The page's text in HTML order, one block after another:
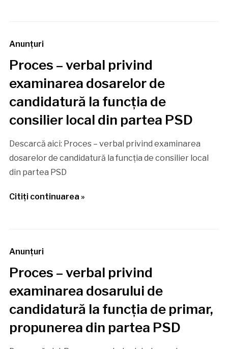
Anunţuri
Proces – verbal privind
examinarea dosarelor de
candidatură la funcția de
consilier local din partea PSD
Descarcă aici: Proces – verbal privind examinarea
dosarelor de candidatură la funcția de consilier local
din partea PSD
Citiţi continuarea »
Anunţuri
Proces – verbal privind
examinarea dosarului de
candidatură la funcția de primar,
propunerea din partea PSD